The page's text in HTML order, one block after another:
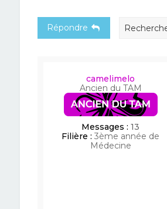
Répondre
camelimelo
Ancien du TAM
Messages : 13
Filière : 3ème année de
Médecine